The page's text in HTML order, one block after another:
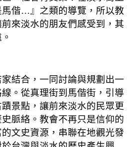
馬偕…』之類的導覽，所以教
來淡水的朋友們感受到，其
結合，一同討論與規劃出一
。從真理街到馬偕街，引導
景點，讓前來淡水的民眾更
脈絡。 教會不再只是信仰的
文史資源，串聯在地觀光發